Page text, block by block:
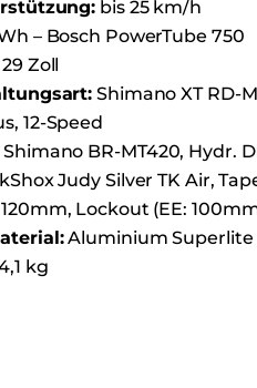
bis 25 km/h
– Bosch PowerTube 750
29 Zoll
Shimano XT RD-
12-Speed
Shimano BR-MT420, Hydr.
Judy Silver TK Air,
Lockout (EE:
Aluminium Superlite
kg